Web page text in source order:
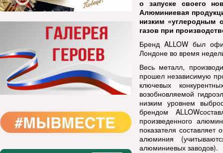
о запуске своего
Алюминиевая
низким
газов при
Бренд ALLOW был
Лондоне во время
Весь металл,
прошел независимую
ключевых
возобновляемой
низким уровнем
брендомALLOW
произведенного
показателя составляет
алюминия
алюминиевых заводов).